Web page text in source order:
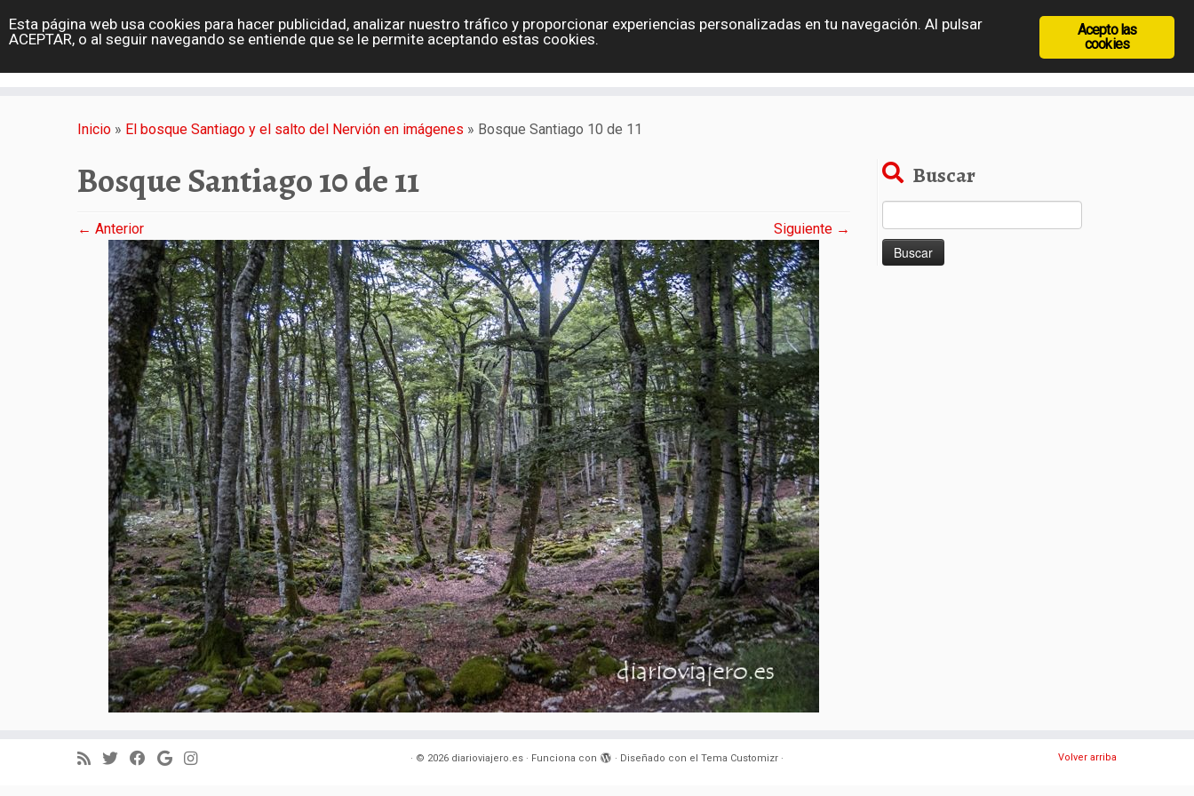
diarioviajero.es Portada Eslovaquia España Holanda Polonia Grecia Rep. Checa Hungría
Rumanía
Inicio » El bosque Santiago y el salto del Nervión en imágenes » Bosque Santiago 10 de 11
Bosque Santiago 10 de 11
← Anterior Siguiente →
Buscar
· © 2026 diarioviajero.es · Funciona con · Diseñado con el Tema Customizr · Volver arriba
Acepto las
cookies
Esta página web usa cookies para hacer publicidad, analizar nuestro tráfico y proporcionar experiencias personalizadas en tu navegación. Al pulsar
ACEPTAR, o al seguir navegando se entiende que se le permite aceptando estas cookies.